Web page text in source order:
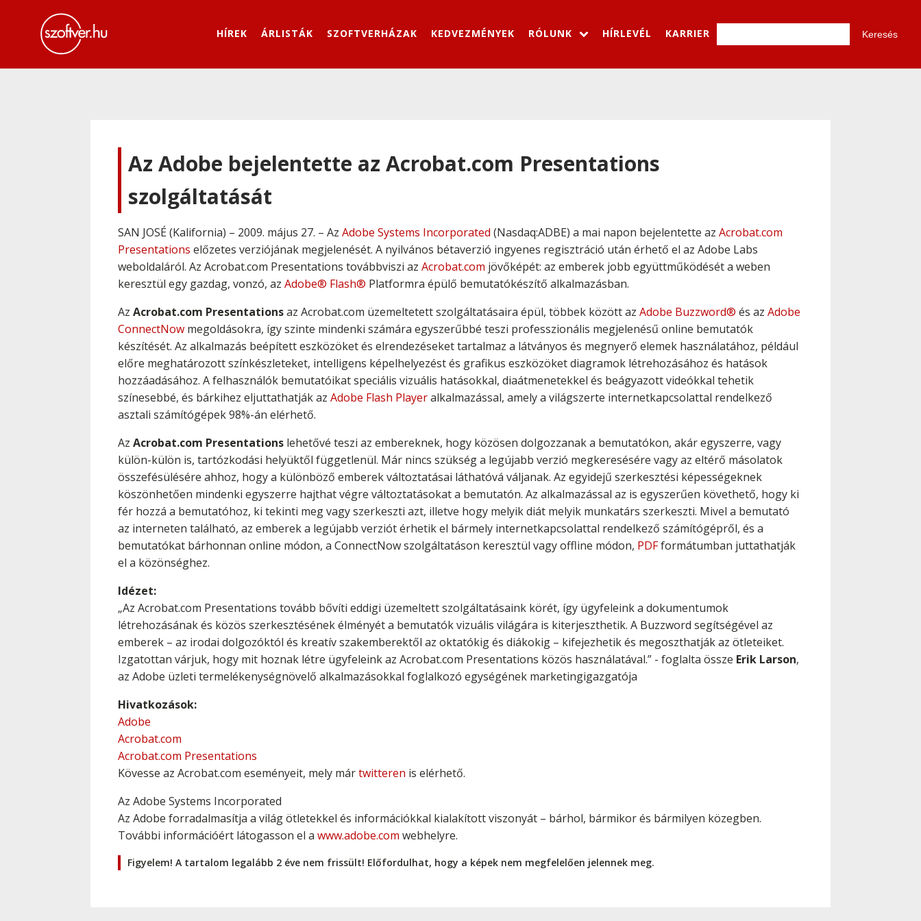
HÍREK ÁRLISTÁK SZOFTVERHÁZAK KEDVEZMÉNYEK RÓLUNK HÍRLEVÉL KARRIER
Az Adobe bejelentette az Acrobat.com Presentations
szolgáltatását
SAN JOSÉ (Kalifornia) – 2009. május 27. – Az Adobe Systems Incorporated (Nasdaq:ADBE) a mai napon bejelentette az Acrobat.com
Presentations előzetes verziójának megjelenését. A nyilvános bétaverzió ingyenes regisztráció után érhető el az Adobe Labs
weboldaláról. Az Acrobat.com Presentations továbbviszi az Acrobat.com jövőképét: az emberek jobb együttműködését a weben
keresztül egy gazdag, vonzó, az Adobe® Flash® Platformra épülő bemutatókészítő alkalmazásban.
Az Acrobat.com Presentationsaz Acrobat.com üzemeltetett szolgáltatásaira épül, többek között az Adobe Buzzword® és az Adobe
ConnectNow megoldásokra, így szinte mindenki számára egyszerűbbé teszi professzionális megjelenésű online bemutatók
készítését. Az alkalmazás beépített eszközöket és elrendezéseket tartalmaz a látványos és megnyerő elemek használatához, például
előre meghatározott színkészleteket, intelligens képelhelyezést és grafikus eszközöket diagramok létrehozásához és hatások
hozzáadásához. A felhasználók bemutatóikat speciális vizuális hatásokkal, diaátmenetekkel és beágyazott videókkal tehetik
színesebbé, és bárkihez eljuttathatják az Adobe Flash Playeralkalmazással, amely a világszerte internetkapcsolattal rendelkező
asztali számítógépek 98%-án elérhető.
Az Acrobat.com Presentations lehetővé teszi az embereknek, hogy közösen dolgozzanak a bemutatókon, akár egyszerre, vagy
külön-külön is, tartózkodási helyüktől függetlenül. Már nincs szükség a legújabb verzió megkeresésére vagy az eltérő másolatok
összefésülésére ahhoz, hogy a különböző emberek változtatásai láthatóvá váljanak. Az egyidejű szerkesztési képességeknek
köszönhetően mindenki egyszerre hajthat végre változtatásokat a bemutatón. Az alkalmazással az is egyszerűen követhető, hogy ki
fér hozzá a bemutatóhoz, ki tekinti meg vagy szerkeszti azt, illetve hogy melyik diát melyik munkatárs szerkeszti. Mivel a bemutató
az interneten található, az emberek a legújabb verziót érhetik el bármely internetkapcsolattal rendelkező számítógépről, és a
bemutatókat bárhonnan online módon, a ConnectNow szolgáltatáson keresztül vagy offline módon, PDFformátumban juttathatják
el a közönséghez.
Idézet:
„Az Acrobat.com Presentations tovább bővíti eddigi üzemeltett szolgáltatásaink körét, így ügyfeleink a dokumentumok
létrehozásának és közös szerkesztésének élményét a bemutatók vizuális világára is kiterjeszthetik. A Buzzword segítségével az
emberek – az irodai dolgozóktól és kreatív szakemberektől az oktatókig és diákokig – kifejezhetik és megoszthatják az ötleteiket.
Izgatottan várjuk, hogy mit hoznak létre ügyfeleink az Acrobat.com Presentations közös használatával.” - foglalta össze Erik Larson,
az Adobe üzleti termelékenységnövelő alkalmazásokkal foglalkozó egységének marketingigazgatója
Hivatkozások:
Adobe
Acrobat.com
Acrobat.com Presentations
Kövesse az Acrobat.com eseményeit, mely mártwitteren is elérhető.
Az Adobe Systems Incorporated
Az Adobe forradalmasítja a világ ötletekkel és információkkal kialakított viszonyát – bárhol, bármikor és bármilyen közegben.
További információért látogasson el a www.adobe.com webhelyre.
Figyelem! A tartalom legalább 2 éve nem frissült! Előfordulhat, hogy a képek nem megfelelően jelennek meg.